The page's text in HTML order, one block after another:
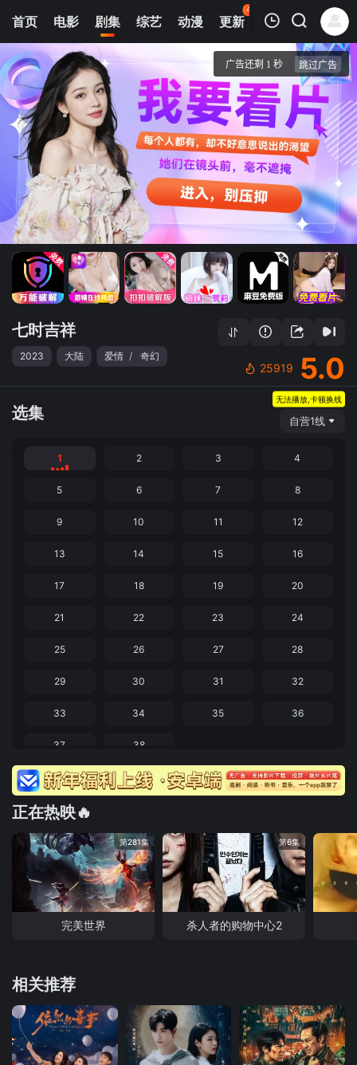
首页 电影 剧集 综艺 动漫 更新
44
热榜 APP
我的观影记录
1
七时吉祥
清空
七时吉祥
2023 大陆 爱情 / 奇幻
25919 5.0
选集
无法播放,卡顿换线
自营1线
1 2 3 4
5 6 7 8
9 10 11 12
13 14 15 16
17 18 19 20
21 22 23 24
25 26 27 28
29 30 31 32
33 34 35 36
37 38
正在热映🔥
第281集
完美世界
第6集
杀人者的购物中心2
相关推荐